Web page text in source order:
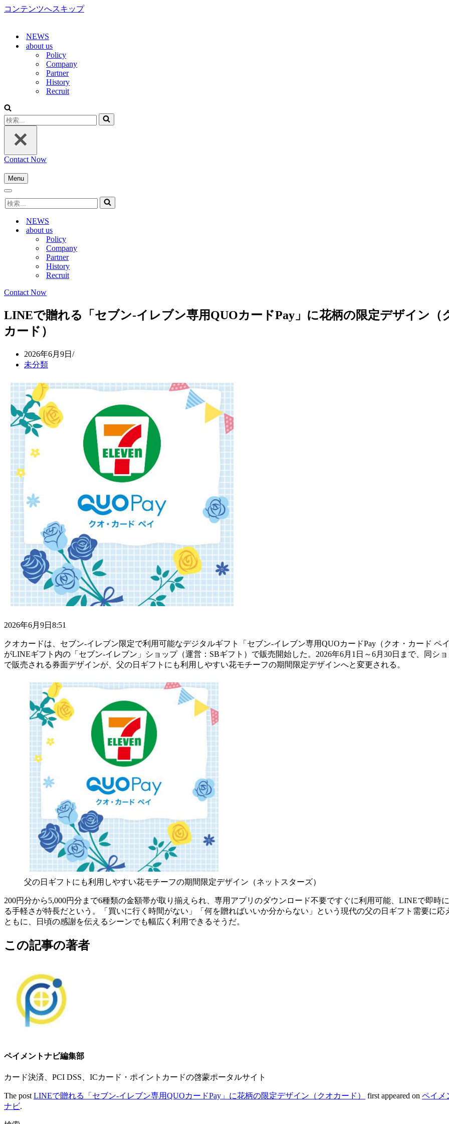
コンテンツへスキップ
NEWS
about us
Policy
Company
Partner
History
Recruit
検
索...
Contact Now
Menu
ナ
ゲ
シ
ョ
ナ
ビ
検
索...
NEWS
about us
Policy
Company
Partner
History
Recruit
Contact Now
LINEで贈れる「セブン‐イレブン専用QUOカードPay」に花柄の限定デザイン（
カード）
2026年6月9日
未分類
2026年6月9日8:51
クオカードは、セブン‐イレブン限定で利用可能なデジタルギフト「セブン‐イレブン専用QUOカードPay（クオ・カード ペ
がLINEギフト内の「セブン‐イレブン」ショップ（運営：SBギフト）で販売開始した。2026年6月1日～6月30日まで、同シ
で販売される券面デザインが、父の日ギフトにも利用しやすい花モチーフの期間限定デザインへと変更される。
父の日ギフトにも利用しやすい花モチーフの期間限定デザイン（ネットスターズ）
200円分から5,000円分まで6種類の金額帯が取り揃えられ、専用アプリのダウンロード不要ですぐに利用可能、LINEで即時
る手軽さが特長だという。「買いに行く時間がない」「何を贈ればいいか分からない」という現代の父の日ギフト需要に応
ともに、日頃の感謝を伝えるシーンでも幅広く利用できるそうだ。
この記事の著者
ペイメントナビ編集部
カード決済、PCI DSS、ICカード・ポイントカードの啓蒙ポータルサイト
The post LINEで贈れる「セブン‐イレブン専用QUOカードPay」に花柄の限定デザイン（クオカード） first appeared on ペイメ
ナビ.